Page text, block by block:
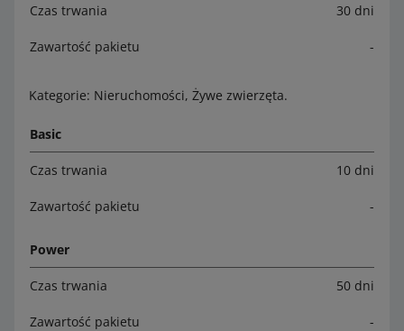
Czas trwania 30 dni
Zawartość pakietu -
Kategorie: Nieruchomości, Żywe zwierzęta.
Basic
Czas trwania 10 dni
Zawartość pakietu -
Power
Czas trwania 50 dni
Zawartość pakietu -